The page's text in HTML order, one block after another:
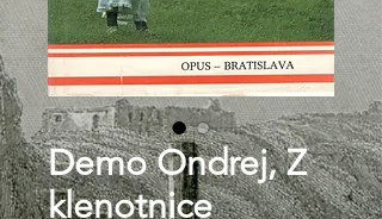
Demo Ondrej, Z
klenotnice